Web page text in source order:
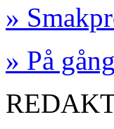
»
» På gång